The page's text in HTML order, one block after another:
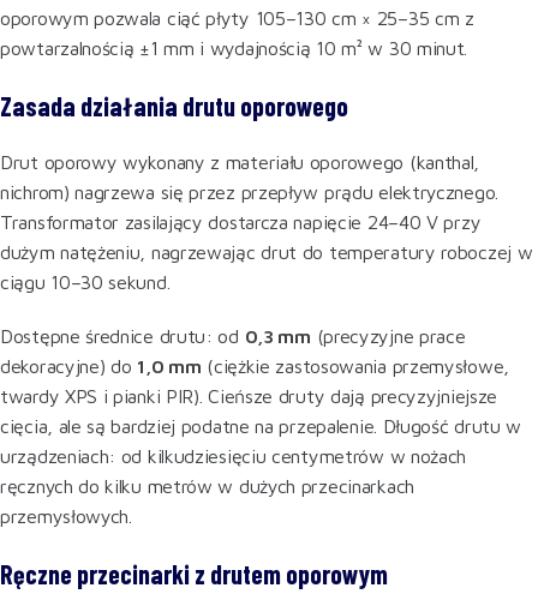
oporowym pozwala ciąć płyty 105–130 cm × 25–35 cm z
powtarzalnością ±1 mm i wydajnością 10 m² w 30 minut.
Zasada działania drutu oporowego
Drut oporowy wykonany z materiału oporowego (kanthal,
nichrom) nagrzewa się przez przepływ prądu elektrycznego.
Transformator zasilający dostarcza napięcie 24–40 V przy
dużym natężeniu, nagrzewając drut do temperatury roboczej w
ciągu 10–30 sekund.
Dostępne średnice drutu: od 0,3 mm (precyzyjne prace
dekoracyjne) do 1,0 mm (ciężkie zastosowania przemysłowe,
twardy XPS i pianki PIR). Cieńsze druty dają precyzyjniejsze
cięcia, ale są bardziej podatne na przepalenie. Długość drutu w
urządzeniach: od kilkudziesięciu centymetrów w nożach
ręcznych do kilku metrów w dużych przecinarkach
przemysłowych.
Ręczne przecinarki z drutem oporowym